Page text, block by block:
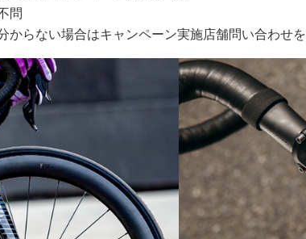
問
からない場合はキャンペーン実施店舗問い合わせを